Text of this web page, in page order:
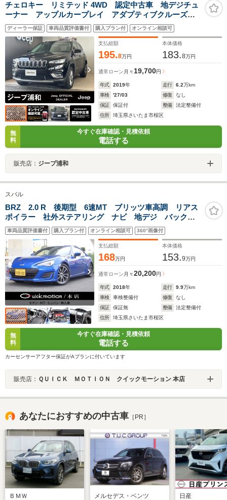
チェロキー リミテッド 4WD 認定中古車 地デジチュ
ーナー アップルカープレイ アダプティブクルーズコ
ントロール シートヒーター シートエアコン
Bluetooth接続
ディーラー保証 車両品質評価書付 購入プラン付 オンライン相談可
支払総額
195.8万円
本体価格
183.8万円
通常ローン 月々 19,700円
年式 2019年 走行 6.2万km
車検
'27/03 修復
なし
保証
保証付 整備
法定整備付
住所
埼玉県さいたま市桜区
無
料
今すぐ在庫確認・見積依頼
電話する
販売店： ジープ浦和
スバル
BRZ 2.0 R 後期型 6速MT ブリッツ車高調 リアス
ポイラー 社外ステアリング ナビ 地デジ バックカ
メラ Bluetooth 記録簿 純正LEDヘッドライト
ETC 電動格納ミラー 修復歴無し 86姉妹車
車両品質評価書付 購入プラン付 オンライン相談可 360°画像付
支払総額
168万円
本体価格
153.9万円
通常ローン 月々20,200円
年式 2018年 走行 9.9万km
車検
車検整備付 修復
なし
保証
保証無 整備
法定整備付
住所
埼玉県さいたま市桜区
無
料
今すぐ在庫確認・見積依頼
電話する
カーセンサーアフター保証がAプランに付いています
販売店： ＱＵＩＣＫ ＭＯＴＩＯＮ クイックモーション 本店
あなたにおすすめの中古車 ［PR］
ＢＭＷ メルセデス・ベンツ 日産